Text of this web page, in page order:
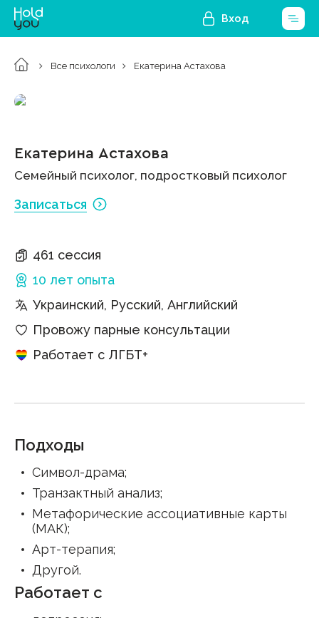
Вход
Все психологи Екатерина Астахова
Екатерина Астахова
Семейный психолог, подростковый психолог
Записаться
461 сессия
10 лет опыта
Украинский, Русский, Английский
Провожу парные консультации
Работает с ЛГБТ+
Подходы
Символ-драма;
Транзактный анализ;
Метафорические ассоциативные карты
(МАК);
Арт-терапия;
Другой.
Работает с